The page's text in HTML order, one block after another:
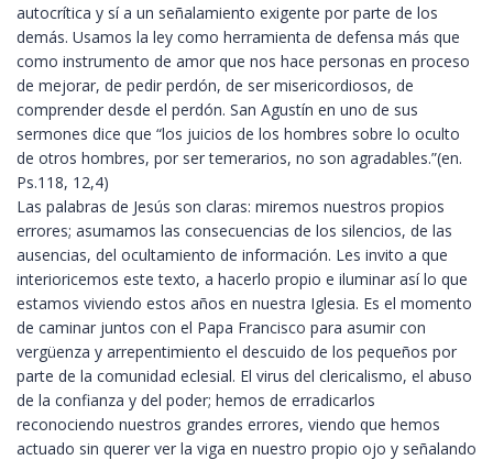
autocrítica y sí a un señalamiento exigente por parte de los
demás. Usamos la ley como herramienta de defensa más que
como instrumento de amor que nos hace personas en proceso
de mejorar, de pedir perdón, de ser misericordiosos, de
comprender desde el perdón. San Agustín en uno de sus
sermones dice que “los juicios de los hombres sobre lo oculto
de otros hombres, por ser temerarios, no son agradables.”(en.
Ps.118, 12,4)
Las palabras de Jesús son claras: miremos nuestros propios
errores; asumamos las consecuencias de los silencios, de las
ausencias, del ocultamiento de información. Les invito a que
interioricemos este texto, a hacerlo propio e iluminar así lo que
estamos viviendo estos años en nuestra Iglesia. Es el momento
de caminar juntos con el Papa Francisco para asumir con
vergüenza y arrepentimiento el descuido de los pequeños por
parte de la comunidad eclesial. El virus del clericalismo, el abuso
de la confianza y del poder; hemos de erradicarlos
reconociendo nuestros grandes errores, viendo que hemos
actuado sin querer ver la viga en nuestro propio ojo y señalando